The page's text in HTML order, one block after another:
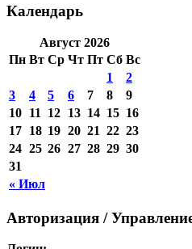
Календарь
Август 2026
Пн Вт Ср Чт Пт Сб Вс
« Июл
1
2
3
4 5 6 7 8
9
10 11 12 13 14 15 16
17 18 19 20 21 22 23
24 25 26 27 28 29 30
31
Авторизация /